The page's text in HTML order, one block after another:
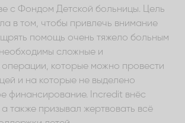
с Фондом Детской больницы. Цель
в том, чтобы привлечь внимание
помощь очень тяжело больным
сложные и
которые можно провести
и на которые не выделено
финансирование. Incredit внёс
также призывал жертвовать всё